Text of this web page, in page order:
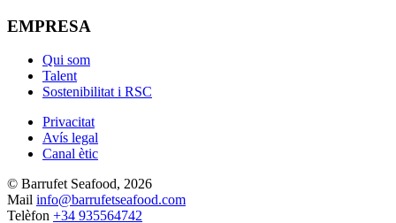
EMPRESA
Qui som
Talent
Sostenibilitat i RSC
Privacitat
Avís legal
Canal ètic
© Barrufet Seafood, 2026
Mail info@barrufetseafood.com
Telèfon +34 935564742